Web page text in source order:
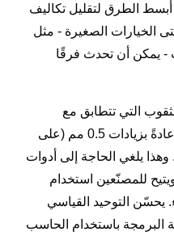
الطرق لتقليل تكاليف
الخيارات الصغيرة - مثل
- يمكن أن تحدث فرقًا
للثقوب التي تتطابق مع
المثاقب ولقم الثقب الموجودة، عادةً بزيادات 0.5 مم (على
3.0، 3.5، 4.0 مم). وهذا يلغي الحاجة إلى أدوات
للمصنّعين استخدام
يحسّن التوحيد القياسي
باستخدام الحاسب